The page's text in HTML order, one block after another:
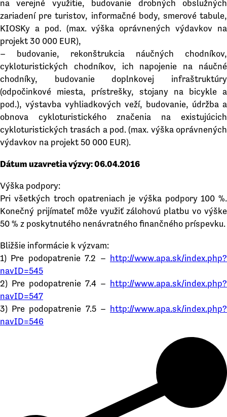
na verejné využitie, budovanie drobných obslužných
zariadení pre turistov, informačné body, smerové tabule,
KIOSKy a pod. (max. výška oprávnených výdavkov na
projekt 30 000 EUR),
– budovanie, rekonštrukcia náučných chodníkov,
cykloturistických chodníkov, ich napojenie na náučné
chodníky, budovanie doplnkovej infraštruktúry
(odpočinkové miesta, prístrešky, stojany na bicykle a
pod.), výstavba vyhliadkových veží, budovanie, údržba a
obnova cykloturistického značenia na existujúcich
cykloturistických trasách a pod. (max. výška oprávnených
výdavkov na projekt 50 000 EUR).
Dátum uzavretia výzvy: 06.04.2016
Výška podpory:
Pri všetkých troch opatreniach je výška podpory 100 %.
Konečný prijímateľ môže využiť zálohovú platbu vo výške
50 % z poskytnutého nenávratného finančného príspevku.
Bližšie informácie k výzvam:
1) Pre podopatrenie 7.2 – http://www.apa.sk/index.php?
navID=545
2) Pre podopatrenie 7.4 – http://www.apa.sk/index.php?
navID=547
3) Pre podopatrenie 7.5 – http://www.apa.sk/index.php?
navID=546